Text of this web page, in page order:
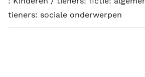
tieners: sociale onderwerpen